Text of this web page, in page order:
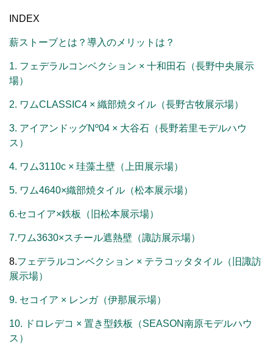
INDEX
薪ストーブとは？導入のメリットは？
1. フェデラルコンベクション × 十和田石（長野中央展示
場）
2. ワムCLASSIC4 × 織部焼タイル（長野古牧展示場）
3. アイアンドッグNº04 × 大谷石（長野若里モデルハウ
ス）
4. ワム3110c × 珪藻土壁（上田展示場）
5. ワム4640×織部焼タイル（松本展示場）
6.セコイア×鉄板（旧松本展示場）
7.ワム3630×スチール遮熱壁（諏訪展示場）
8.フェデラルコンベクション × テラコッタタイル（旧諏訪
展示場）
9. セコイア × レンガ（伊那展示場）
10. ドロレデコ × 置き型鉄板（SEASON南原モデルハウ
ス）